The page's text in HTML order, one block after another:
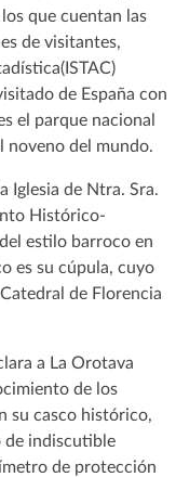
que cuentan las
de visitantes,
de España con
el parque nacional
noveno del mundo.
Iglesia de Ntra. Sra.
Histórico-
estilo barroco en
es su cúpula, cuyo
de Florencia
a La Orotava
de los
su casco histórico,
de indiscutible
de protección